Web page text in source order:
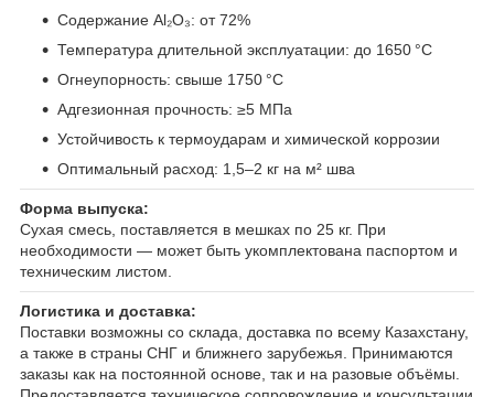
Содержание Al₂O₃: от 72%
Температура длительной эксплуатации: до 1650 °C
Огнеупорность: свыше 1750 °C
Адгезионная прочность: ≥5 МПа
Устойчивость к термоударам и химической коррозии
Оптимальный расход: 1,5–2 кг на м² шва
Форма выпуска:
Сухая смесь, поставляется в мешках по 25 кг. При
необходимости — может быть укомплектована паспортом и
техническим листом.
Логистика и доставка:
Поставки возможны со склада, доставка по всему Казахстану,
а также в страны СНГ и ближнего зарубежья. Принимаются
заказы как на постоянной основе, так и на разовые объёмы.